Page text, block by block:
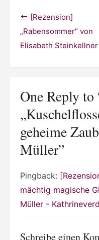
geheime
Zauber-
Riff“
Nina
[Rezension]
„Rabensommer“ von
Elisabeth Steinkellner
One Reply to
geheime
Müller”
Pingback:
mächtig magische
Müller -
Schreibe einen